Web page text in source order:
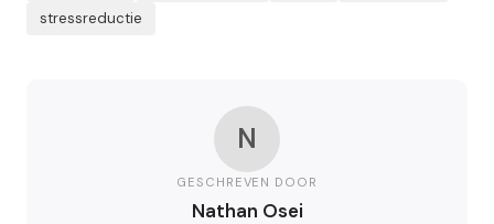
stressreductie
N
GESCHREVEN DOOR
Nathan Osei